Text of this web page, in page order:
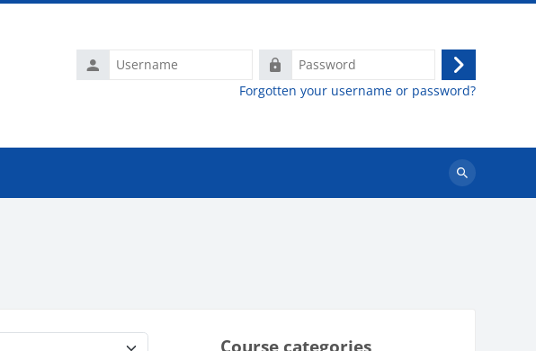
Username
Password
Log
in
Forgotten your username or password?
Search
Course categories